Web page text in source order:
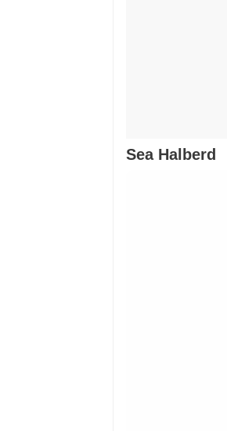
Sea Halberd